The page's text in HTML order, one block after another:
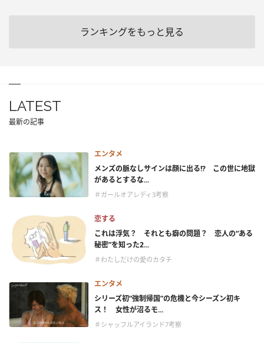
ランキングをもっと見る
LATEST
最新の記事
エンタメ
メンズの脈なしサインは顔に出る!? この世に地獄
があるとするな...
＃ガールオアレディ3考察
恋する
これは浮気？ それとも癖の問題？ 恋人の“ある
秘密”を知った2...
＃わたしだけの愛のカタチ
エンタメ
シリーズ初“強制帰国”の危機と今シーズン初キ
ス！ 女性が沼るモ...
＃シャッフルアイランド7考察